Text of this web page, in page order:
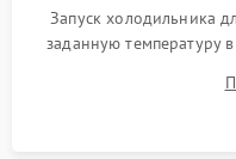
Запуск холодильника
заданную температуру
компрессора,
срабатывания